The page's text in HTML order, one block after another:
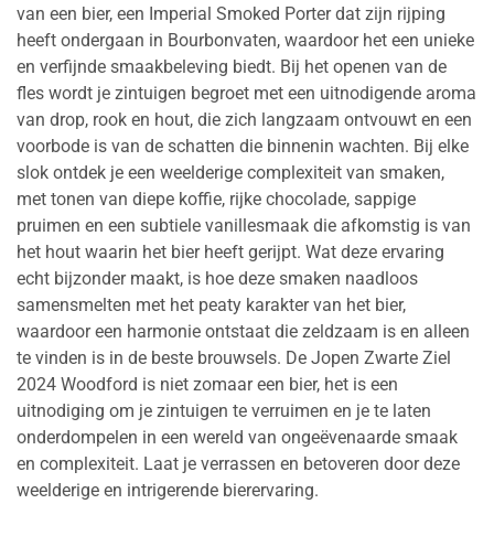
van een bier, een Imperial Smoked Porter dat zijn rijping
heeft ondergaan in Bourbonvaten, waardoor het een unieke
en verfijnde smaakbeleving biedt. Bij het openen van de
fles wordt je zintuigen begroet met een uitnodigende aroma
van drop, rook en hout, die zich langzaam ontvouwt en een
voorbode is van de schatten die binnenin wachten. Bij elke
slok ontdek je een weelderige complexiteit van smaken,
met tonen van diepe koffie, rijke chocolade, sappige
pruimen en een subtiele vanillesmaak die afkomstig is van
het hout waarin het bier heeft gerijpt. Wat deze ervaring
echt bijzonder maakt, is hoe deze smaken naadloos
samensmelten met het peaty karakter van het bier,
waardoor een harmonie ontstaat die zeldzaam is en alleen
te vinden is in de beste brouwsels. De Jopen Zwarte Ziel
2024 Woodford is niet zomaar een bier, het is een
uitnodiging om je zintuigen te verruimen en je te laten
onderdompelen in een wereld van ongeëvenaarde smaak
en complexiteit. Laat je verrassen en betoveren door deze
weelderige en intrigerende bierervaring.